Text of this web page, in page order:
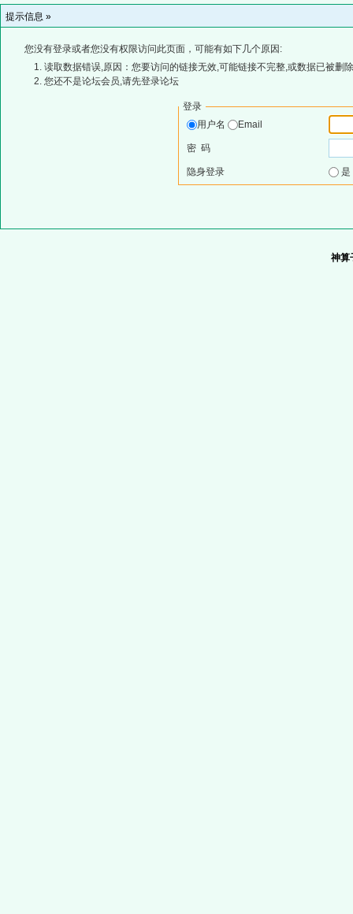
提示信息 »
您没有登录或者您没有权限访问此页面，可能有如下几个原因:
读取数据错误,原因：您要访问的链接无效,可能链接不完整,或数据已被删
您还不是论坛会员,请先登录论坛
登录
用户名
Email
密 码
隐身登录
神算